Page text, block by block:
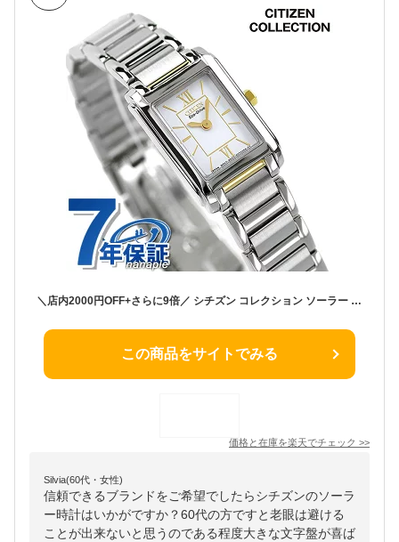
＼店内2000円OFF+さらに9倍／ シチズン コレクション ソーラー レディース 腕時計 FRA36-2432 CITIZEN ホワイト 時計 ブランド おしゃれ 防水 プレゼント 女性 実用的
この商品をサイトでみる
価格と在庫を楽天でチェック >>
Silvia(60代・女性)
信頼できるブランドをご希望でしたらシチズンのソーラ
ー時計はいかがですか？60代の方ですと老眼は避ける
ことが出来ないと思うのである程度大きな文字盤が喜ば